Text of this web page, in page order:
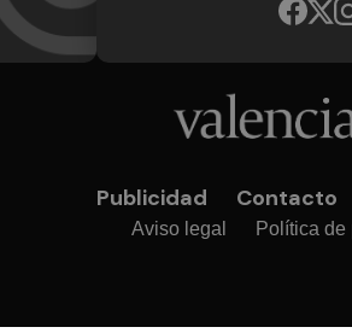
Publicidad Contacto
Aviso legal Política de